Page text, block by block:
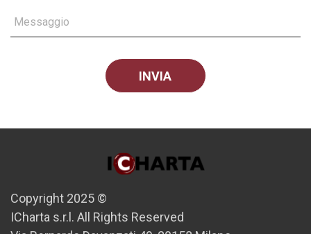
Messaggio
Copyright 2025 ©
ICharta s.r.l. All Rights Reserved